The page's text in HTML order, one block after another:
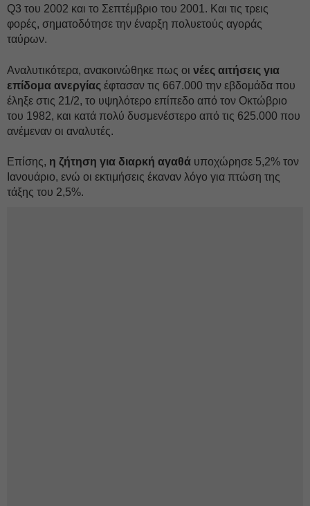
Q3 του 2002 και το Σεπτέμβριο του 2001. Και τις τρεις
φορές, σηματοδότησε την έναρξη πολυετούς αγοράς
ταύρων.
Αναλυτικότερα, ανακοινώθηκε πως οι νέες αιτήσεις για
επίδομα ανεργίας έφτασαν τις 667.000 την εβδομάδα που
έληξε στις 21/2, το υψηλότερο επίπεδο από τον Οκτώβριο
του 1982, και κατά πολύ δυσμενέστερο από τις 625.000 που
ανέμεναν οι αναλυτές.
Επίσης, η ζήτηση για διαρκή αγαθά υποχώρησε 5,2% τον
Ιανουάριο, ενώ οι εκτιμήσεις έκαναν λόγο για πτώση της
τάξης του 2,5%.